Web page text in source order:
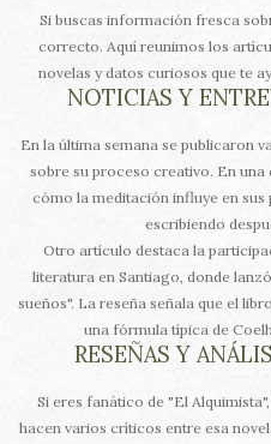
Si buscas información fresca
correcto. Aquí reunimos los
novelas y datos curiosos que te
NOTICIAS Y
En la última semana se publicaron
sobre su proceso creativo. En
cómo la meditación influye en
escribiendo
Otro artículo destaca la
literatura en Santiago, donde
sueños". La reseña señala que el
una fórmula típica de
RESEÑAS Y
Si eres fanático de "El
hacen varios críticos entre esa